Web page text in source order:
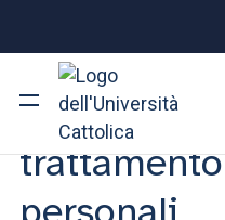
Ateneo
Informativa